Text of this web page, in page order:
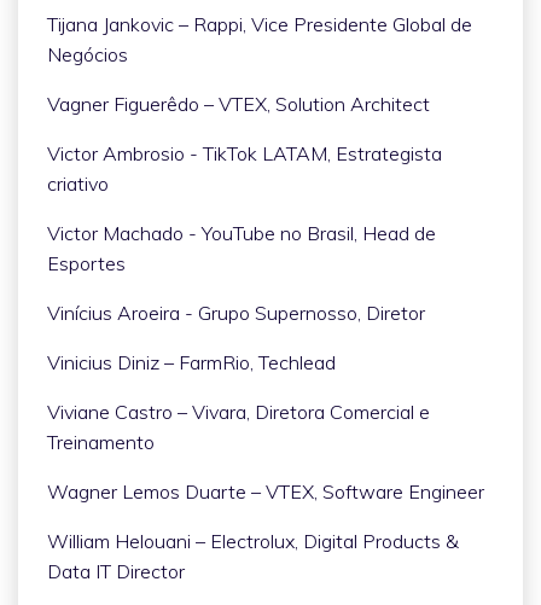
Tijana Jankovic – Rappi, Vice Presidente Global de
Negócios
Vagner Figuerêdo – VTEX, Solution Architect
Victor Ambrosio - TikTok LATAM, Estrategista
criativo
Victor Machado - YouTube no Brasil, Head de
Esportes
Vinícius Aroeira - Grupo Supernosso, Diretor
Vinicius Diniz – FarmRio, Techlead
Viviane Castro – Vivara, Diretora Comercial e
Treinamento
Wagner Lemos Duarte – VTEX, Software Engineer
William Helouani – Electrolux, Digital Products &
Data IT Director